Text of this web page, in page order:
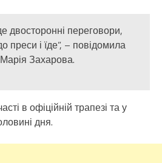
двосторонні переговори,
преси і їде”, – повідомила
Захарова.
в офіційній трапезі та у
дня.